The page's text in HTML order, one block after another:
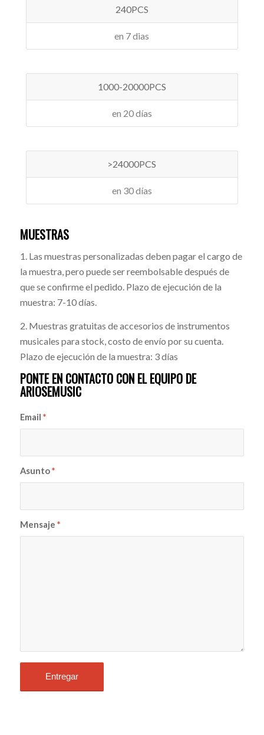
240PCS
en 7 dias
1000-20000PCS
en 20 días
>24000PCS
en 30 días
MUESTRAS
1. Las muestras personalizadas deben pagar el cargo de
la muestra, pero puede ser reembolsable después de
que se confirme el pedido. Plazo de ejecución de la
muestra: 7-10 días.
2. Muestras gratuitas de accesorios de instrumentos
musicales para stock, costo de envío por su cuenta.
Plazo de ejecución de la muestra: 3 días
PONTE EN CONTACTO CON EL EQUIPO DE
ARIOSEMUSIC
Email *
Asunto*
Mensaje *